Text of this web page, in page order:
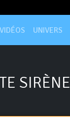
VIDÉOS UNIVERS
SIRÈNE